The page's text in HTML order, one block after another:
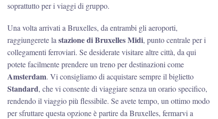
soprattutto per i viaggi di gruppo.
Una volta arrivati a Bruxelles, da entrambi gli aeroporti,
raggiungerete lastazione di Bruxelles Midi, punto centrale per i
collegamenti ferroviari. Se desiderate visitare altre città, da qui
potete facilmente prendere un treno per destinazioni come
Amsterdam. Vi consigliamo di acquistare sempre il biglietto
Standard, che vi consente di viaggiare senza un orario specifico,
rendendo il viaggio più flessibile. Se avete tempo, un ottimo modo
per sfruttare questa opzione è partire da Bruxelles, fermarvi a